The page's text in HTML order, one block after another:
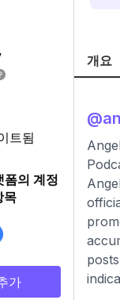
트됨
의 계정
목
가
개요
@